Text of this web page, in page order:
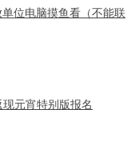
位电脑摸鱼看（不能联
元宵特别版报名